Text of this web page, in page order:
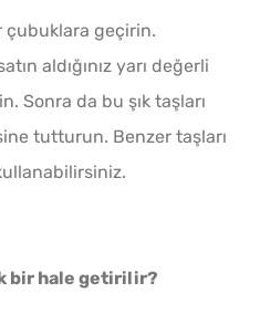
çubuklara geçirin.
aldığınız yarı değerli
Sonra da bu şık taşları
tutturun. Benzer taşları
bir hale getirilir?